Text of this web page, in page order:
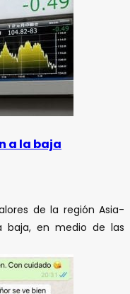
a la baja
de la región Asia-
baja, en medio de las